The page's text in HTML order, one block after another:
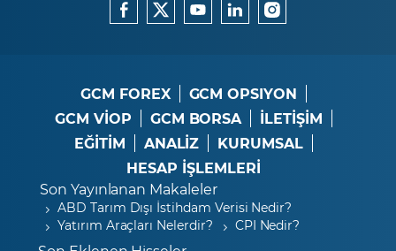
GCM FOREX
GCM OPSIYON
GCM VİOP
GCM BORSA
İLETİŞİM
EĞİTİM
ANALİZ
KURUMSAL
HESAP İŞLEMLERİ
Son Yayınlanan Makaleler
ABD Tarım Dışı İstihdam Verisi Nedir?
Yatırım Araçları Nelerdir?
CPI Nedir?